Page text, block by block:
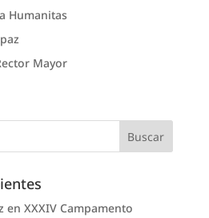
Humanitas
Mayor
en XXXIV Campamento